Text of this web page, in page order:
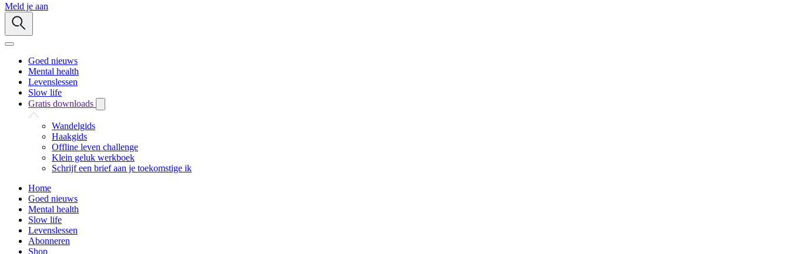
Meld je aan
Goed nieuws
Mental health
Levenslessen
Slow life
Gratis downloads
Wandelgids
Haakgids
Offline leven challenge
Klein geluk werkboek
Schrijf een brief aan je toekomstige ik
Home
Goed nieuws
Mental health
Slow life
Levenslessen
Abonneren
Shop